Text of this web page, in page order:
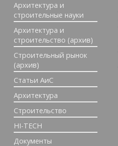
Архитектура и
строительные науки
Архитектура и
строительство (архив)
Строительный рынок
(архив)
Статьи АиС
Архитектура
Строительство
HI-TECH
Документы